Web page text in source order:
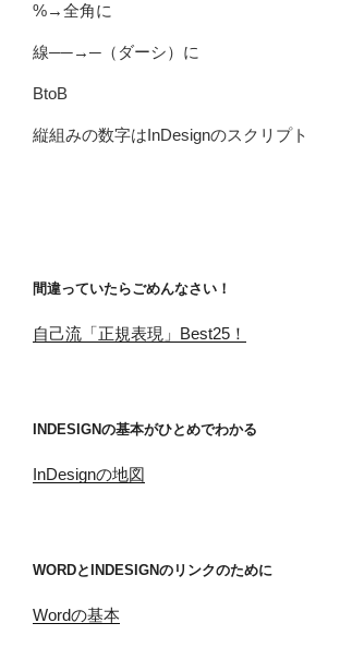
%→全角に
線──→─（ダーシ）に
BtoB
縦組みの数字はInDesignのスクリプト
間違っていたらごめんなさい！
自己流「正規表現」Best25！
INDESIGNの基本がひとめでわかる
InDesignの地図
WORDとINDESIGNのリンクのために
Wordの基本